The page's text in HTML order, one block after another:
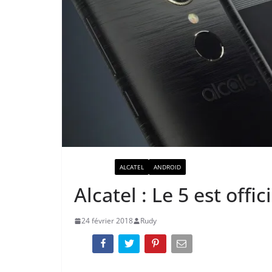
ALCATEL ANDROID
Alcatel : Le 5 est
24 février 2018 Rudy